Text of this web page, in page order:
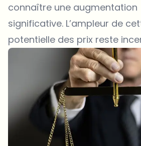
connaître une augmentation
significative. L’ampleur de
potentielle des prix reste